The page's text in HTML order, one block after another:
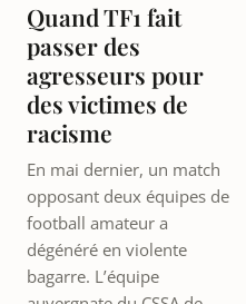
Quand TF1 fait
passer des
agresseurs pour
des victimes de
racisme
En mai dernier, un match
opposant deux équipes de
football amateur a
dégénéré en violente
bagarre. L’équipe